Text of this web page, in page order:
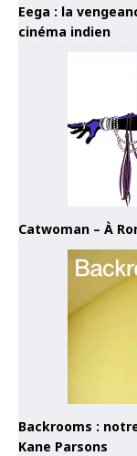
Eega : la
cinéma indien
Catwoman – À
Backrooms :
Kane Parsons